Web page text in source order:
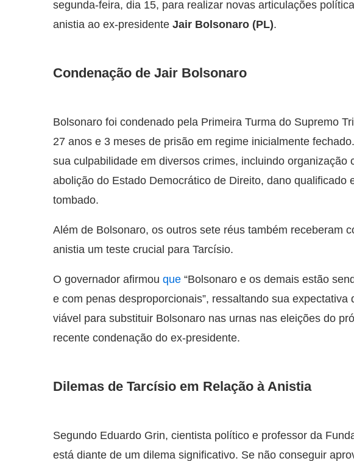
segunda-feira, dia 15, para realizar novas articulações
anistia ao ex-presidente Jair Bolsonaro (PL).
Condenação de Jair Bolsonaro
Bolsonaro foi condenado pela Primeira Turma do Supremo
27 anos e 3 meses de prisão em regime inicialmente
sua culpabilidade em diversos crimes, incluindo organização
abolição do Estado Democrático de Direito, dano qualificado
tombado.
Além de Bolsonaro, os outros sete réus também receberam
anistia um teste crucial para Tarcísio.
O governador afirmou que “Bolsonaro e os demais estão
e com penas desproporcionais”, ressaltando sua
viável para substituir Bolsonaro nas urnas nas eleições do
recente condenação do ex-presidente.
Dilemas de Tarcísio em Relação à Anistia
Segundo Eduardo Grin, cientista político e professor da
está diante de um dilema significativo. Se não conseguir